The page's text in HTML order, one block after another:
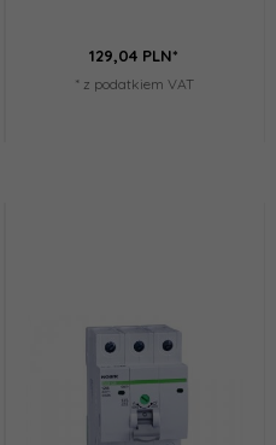
129,04 PLN*
* z podatkiem VAT